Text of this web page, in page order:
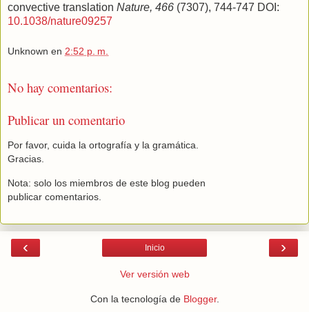
convective translation Nature, 466 (7307), 744-747 DOI:
10.1038/nature09257
Unknown en 2:52 p. m.
No hay comentarios:
Publicar un comentario
Por favor, cuida la ortografía y la gramática.
Gracias.
Nota: solo los miembros de este blog pueden
publicar comentarios.
‹ ›
Inicio
Ver versión web
Con la tecnología de Blogger.